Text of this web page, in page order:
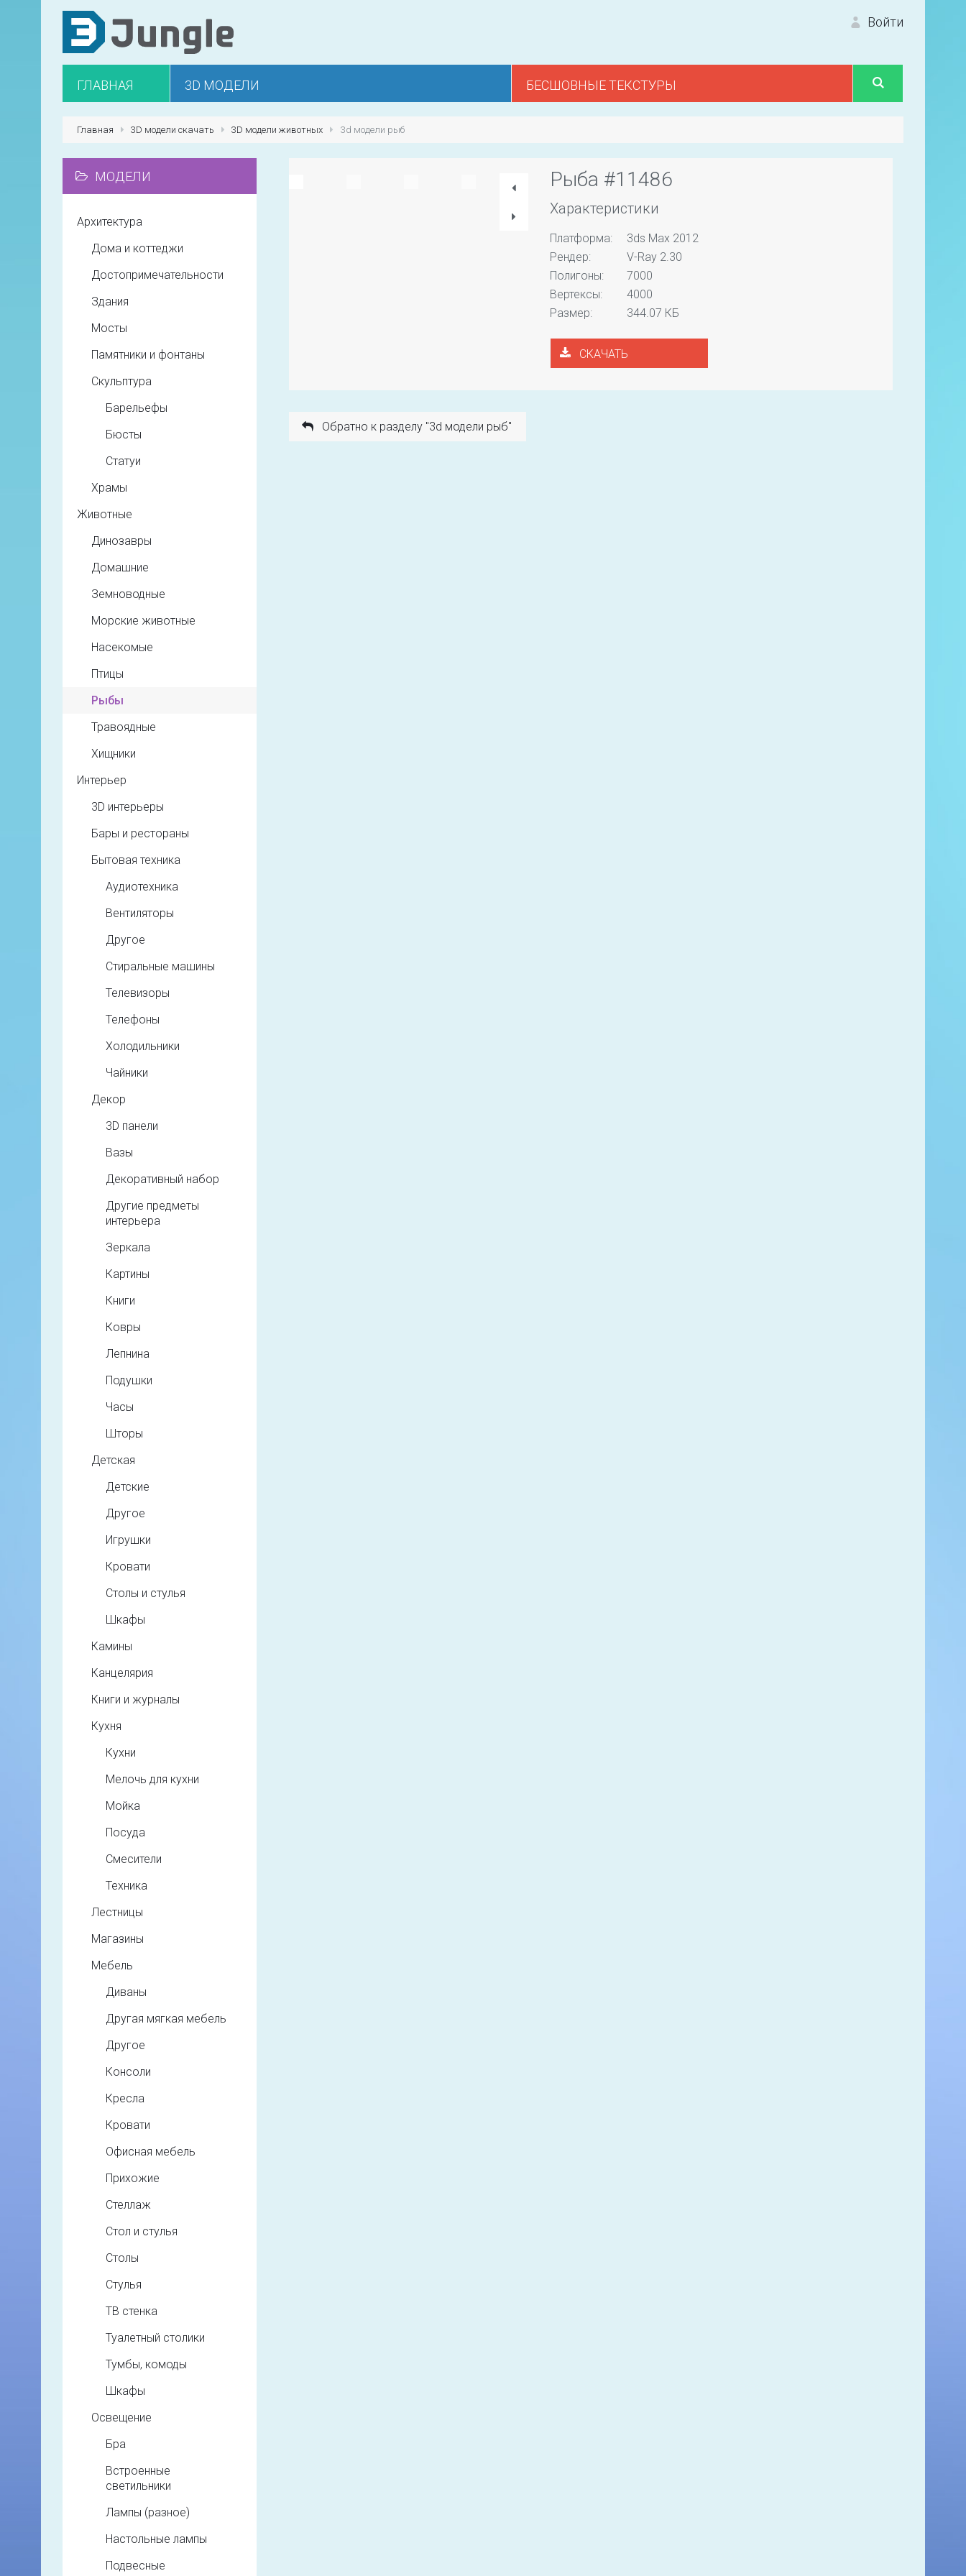
Войти
ГЛАВНАЯ 3D МОДЕЛИ БЕСШОВНЫЕ ТЕКСТУРЫ
Главная 3D модели скачать 3D модели животных 3d модели рыб
Рыба #11486
Характеристики
Платформа:
3ds Max 2012
Рендер:
V-Ray 2.30
Полигоны:
7000
Вертексы:
4000
Размер:
344.07 КБ
СКАЧАТЬ
Обратно к разделу "3d модели рыб"
МОДЕЛИ
Архитектура
Дома и коттеджи
Достопримечательности
Здания
Мосты
Памятники и фонтаны
Скульптура
Барельефы
Бюсты
Статуи
Храмы
Животные
Динозавры
Домашние
Земноводные
Морские животные
Насекомые
Птицы
Рыбы
Травоядные
Хищники
Интерьер
3D интерьеры
Бары и рестораны
Бытовая техника
Аудиотехника
Вентиляторы
Другое
Стиральные машины
Телевизоры
Телефоны
Холодильники
Чайники
Декор
3D панели
Вазы
Декоративный набор
Другие предметы
интерьера
Зеркала
Картины
Книги
Ковры
Лепнина
Подушки
Часы
Шторы
Детская
Детские
Другое
Игрушки
Кровати
Столы и стулья
Шкафы
Камины
Канцелярия
Книги и журналы
Кухня
Кухни
Мелочь для кухни
Мойка
Посуда
Смесители
Техника
Лестницы
Магазины
Мебель
Диваны
Другая мягкая мебель
Другое
Консоли
Кресла
Кровати
Офисная мебель
Прихожие
Стеллаж
Стол и стулья
Столы
Стулья
ТВ стенка
Туалетный столики
Тумбы, комоды
Шкафы
Освещение
Бра
Встроенные
светильники
Лампы (разное)
Настольные лампы
Подвесные